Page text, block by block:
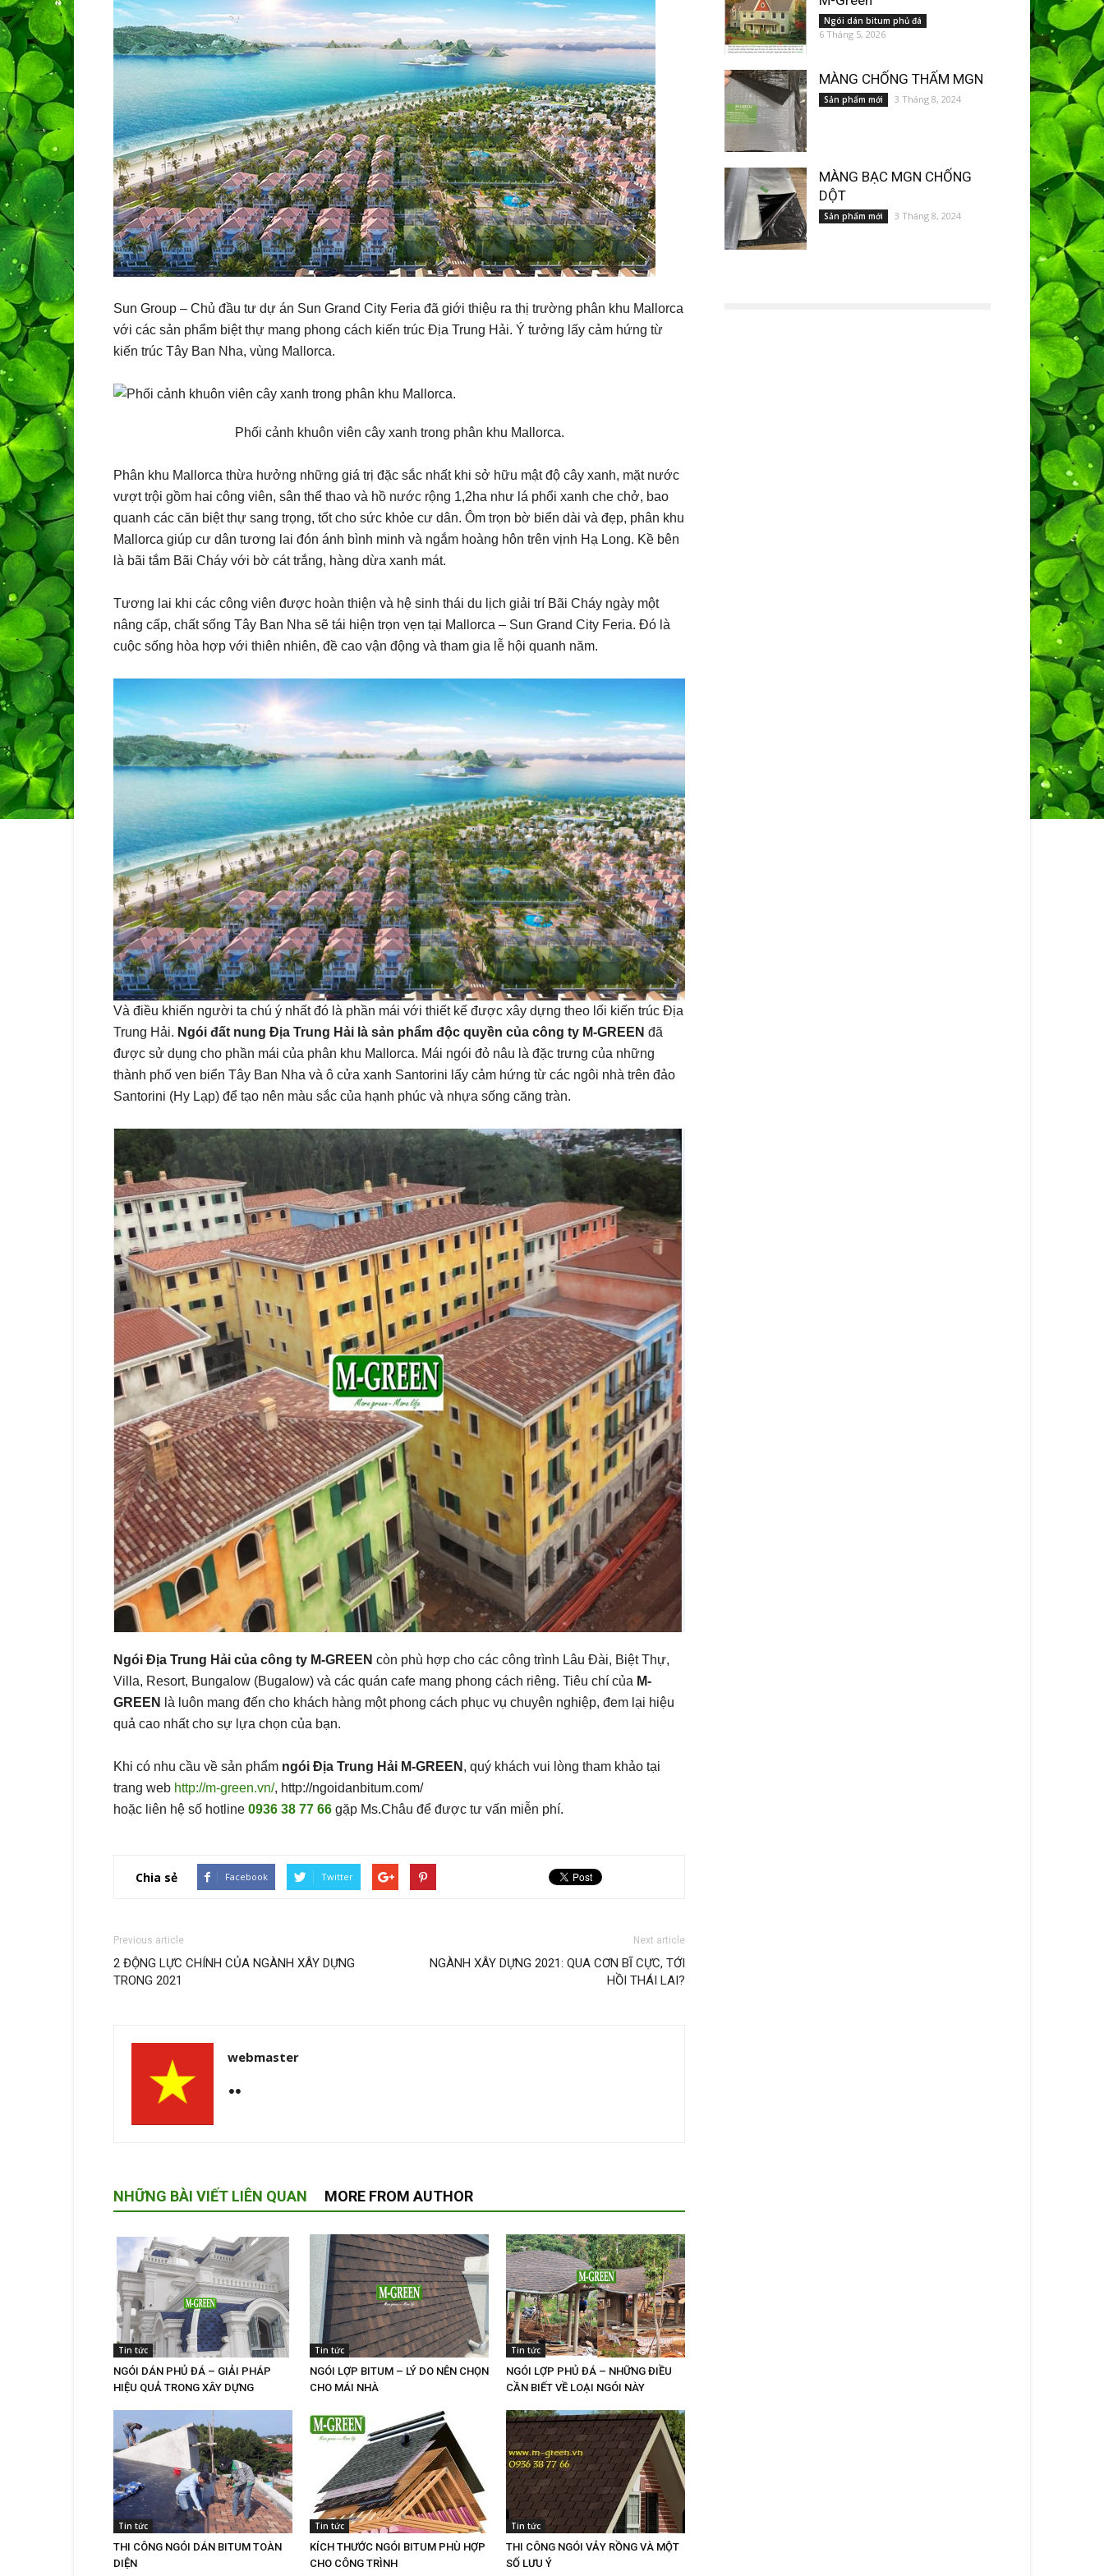
Sun Group – Chủ đầu tư dự án Sun Grand City Feria đã giới thiệu ra thị trường phân khu Mallorca
với các sản phẩm biệt thự mang phong cách kiến trúc Địa Trung Hải. Ý tưởng lấy cảm hứng từ
kiến trúc Tây Ban Nha, vùng Mallorca.
Phối cảnh khuôn viên cây xanh trong phân khu Mallorca.
Phân khu Mallorca thừa hưởng những giá trị đặc sắc nhất khi sở hữu mật độ cây xanh, mặt nước
vượt trội gồm hai công viên, sân thể thao và hồ nước rộng 1,2ha như lá phổi xanh che chở, bao
quanh các căn biệt thự sang trọng, tốt cho sức khỏe cư dân. Ôm trọn bờ biển dài và đẹp, phân khu
Mallorca giúp cư dân tương lai đón ánh bình minh và ngắm hoàng hôn trên vịnh Hạ Long. Kề bên
là bãi tắm Bãi Cháy với bờ cát trắng, hàng dừa xanh mát.
Tương lai khi các công viên được hoàn thiện và hệ sinh thái du lịch giải trí Bãi Cháy ngày một
nâng cấp, chất sống Tây Ban Nha sẽ tái hiện trọn vẹn tại Mallorca – Sun Grand City Feria. Đó là
cuộc sống hòa hợp với thiên nhiên, đề cao vận động và tham gia lễ hội quanh năm.
Và điều khiến người ta chú ý nhất đó là phần mái với thiết kế được xây dựng theo lối kiến trúc Địa
Trung Hải. Ngói đất nung Địa Trung Hải là sản phẩm độc quyền của công ty M-GREEN đã
được sử dụng cho phần mái của phân khu Mallorca. Mái ngói đỏ nâu là đặc trưng của những
thành phố ven biển Tây Ban Nha và ô cửa xanh Santorini lấy cảm hứng từ các ngôi nhà trên đảo
Santorini (Hy Lạp) để tạo nên màu sắc của hạnh phúc và nhựa sống căng tràn.
Ngói Địa Trung Hải của công ty M-GREEN còn phù hợp cho các công trình Lâu Đài, Biệt Thự,
Villa, Resort, Bungalow (Bugalow) và các quán cafe mang phong cách riêng. Tiêu chí của M-
GREEN
là luôn mang đến cho khách hàng một phong cách phục vụ chuyên nghiệp, đem lại hiệu
quả cao nhất cho sự lựa chọn của bạn.
Khi có nhu cầu về sản phẩm ngói Địa Trung Hải M-GREEN , quý khách vui lòng tham khảo tại
trang web http://m-green.vn/, http://ngoidanbitum.com/
hoặc liên hệ số hotline 0936 38 77 66 gặp Ms.Châu để được tư vấn miễn phí.
Chia sẻ Facebook Twitter
Previous article
2 ĐỘNG LỰC CHÍNH CỦA NGÀNH XÂY DỰNG
TRONG 2021
Next article
NGÀNH XÂY DỰNG 2021: QUA CƠN BĨ CỰC, TỚI
HỒI THÁI LAI?
webmaster
NHỮNG BÀI VIẾT LIÊN QUAN MORE FROM AUTHOR
Tin tức
NGÓI DÁN PHỦ ĐÁ – GIẢI PHÁP
HIỆU QUẢ TRONG XÂY DỰNG
Tin tức
NGÓI LỢP BITUM – LÝ DO NÊN CHỌN
CHO MÁI NHÀ
Tin tức
NGÓI LỢP PHỦ ĐÁ – NHỮNG ĐIỀU
CẦN BIẾT VỀ LOẠI NGÓI NÀY
Tin tức
THI CÔNG NGÓI DÁN BITUM TOÀN
DIỆN
Tin tức
KÍCH THƯỚC NGÓI BITUM PHÙ HỢP
CHO CÔNG TRÌNH
Tin tức
THI CÔNG NGÓI VẢY RỒNG VÀ MỘT
SỐ LƯU Ý
Ngói dán bitum phủ đá
6 Tháng 5, 2026
MÀNG CHỐNG THẤM MGN
Sản phẩm mới 3 Tháng 8, 2024
MÀNG BẠC MGN CHỐNG
DỘT
Sản phẩm mới 3 Tháng 8, 2024